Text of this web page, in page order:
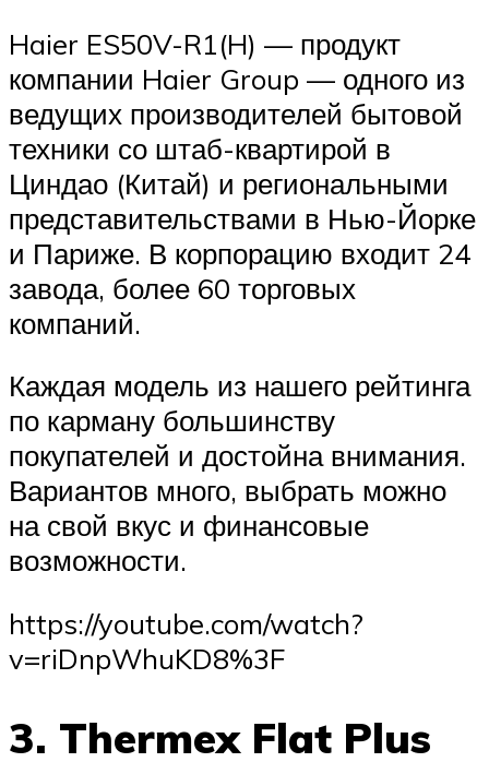
Haier ES50V-R1(H) — продукт
компании Haier Group — одного из
ведущих производителей бытовой
техники со штаб-квартирой в
Циндао (Китай) и региональными
представительствами в Нью-Йорке
и Париже. В корпорацию входит 24
завода, более 60 торговых
компаний.
Каждая модель из нашего рейтинга
по карману большинству
покупателей и достойна внимания.
Вариантов много, выбрать можно
на свой вкус и финансовые
возможности.
https://youtube.com/watch?
v=riDnpWhuKD8%3F
3. Thermex Flat Plus